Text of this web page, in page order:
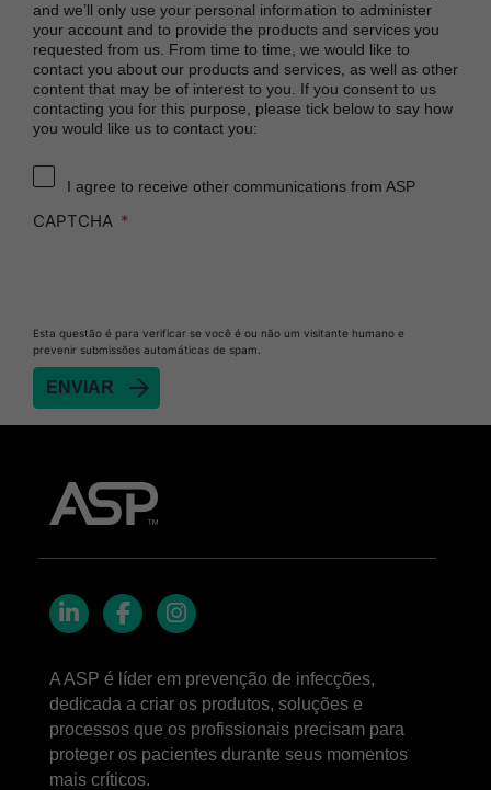
and we’ll only use your personal information to administer
your account and to provide the products and services you
requested from us. From time to time, we would like to
contact you about our products and services, as well as other
content that may be of interest to you. If you consent to us
contacting you for this purpose, please tick below to say how
you would like us to contact you:
I agree to receive other communications from ASP
CAPTCHA
Esta questão é para verificar se você é ou não um visitante humano e
prevenir submissões automáticas de spam.
A ASP é líder em prevenção de infecções,
dedicada a criar os produtos, soluções e
processos que os profissionais precisam para
proteger os pacientes durante seus momentos
mais críticos.